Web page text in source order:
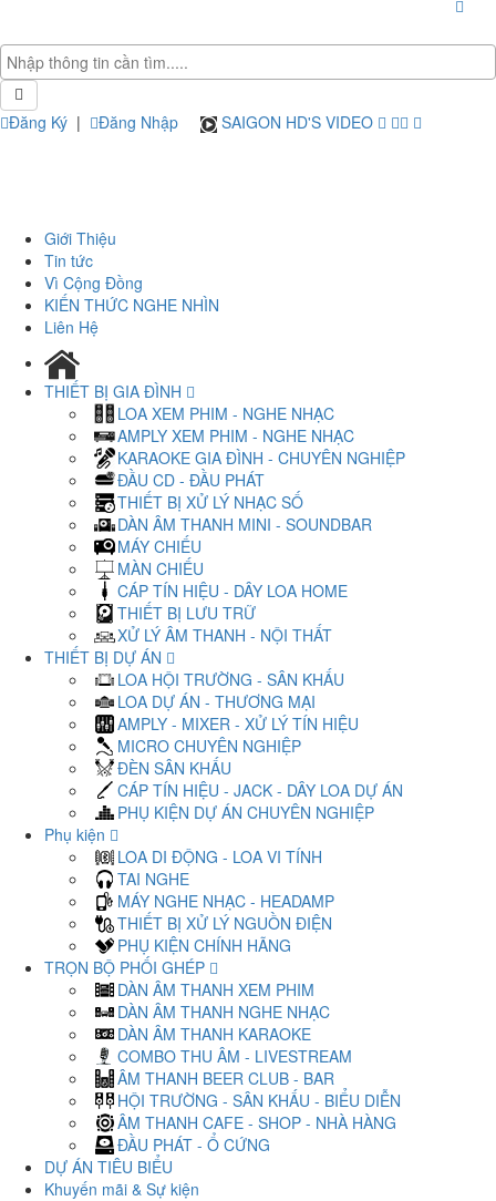
Đăng Ký | Đăng Nhập SAIGON HD'S VIDEO
Giới Thiệu
Tin tức
Vì Cộng Đồng
KIẾN THỨC NGHE NHÌN
Liên Hệ
THIẾT BỊ GIA ĐÌNH
LOA XEM PHIM - NGHE NHẠC
AMPLY XEM PHIM - NGHE NHẠC
KARAOKE GIA ĐÌNH - CHUYÊN NGHIỆP
ĐẦU CD - ĐẦU PHÁT
THIẾT BỊ XỬ LÝ NHẠC SỐ
DÀN ÂM THANH MINI - SOUNDBAR
MÁY CHIẾU
MÀN CHIẾU
CÁP TÍN HIỆU - DÂY LOA HOME
THIẾT BỊ LƯU TRỮ
XỬ LÝ ÂM THANH - NỘI THẤT
THIẾT BỊ DỰ ÁN
LOA HỘI TRƯỜNG - SÂN KHẤU
LOA DỰ ÁN - THƯƠNG MẠI
AMPLY - MIXER - XỬ LÝ TÍN HIỆU
MICRO CHUYÊN NGHIỆP
ĐÈN SÂN KHẤU
CÁP TÍN HIỆU - JACK - DÂY LOA DỰ ÁN
PHỤ KIỆN DỰ ÁN CHUYÊN NGHIỆP
Phụ kiện
LOA DI ĐỘNG - LOA VI TÍNH
TAI NGHE
MÁY NGHE NHẠC - HEADAMP
THIẾT BỊ XỬ LÝ NGUỒN ĐIỆN
PHỤ KIỆN CHÍNH HÃNG
TRỌN BỘ PHỐI GHÉP
DÀN ÂM THANH XEM PHIM
DÀN ÂM THANH NGHE NHẠC
DÀN ÂM THANH KARAOKE
COMBO THU ÂM - LIVESTREAM
ÂM THANH BEER CLUB - BAR
HỘI TRƯỜNG - SÂN KHẤU - BIỂU DIỄN
ÂM THANH CAFE - SHOP - NHÀ HÀNG
ĐẦU PHÁT - Ổ CỨNG
DỰ ÁN TIÊU BIỂU
Khuyến mãi & Sự kiện